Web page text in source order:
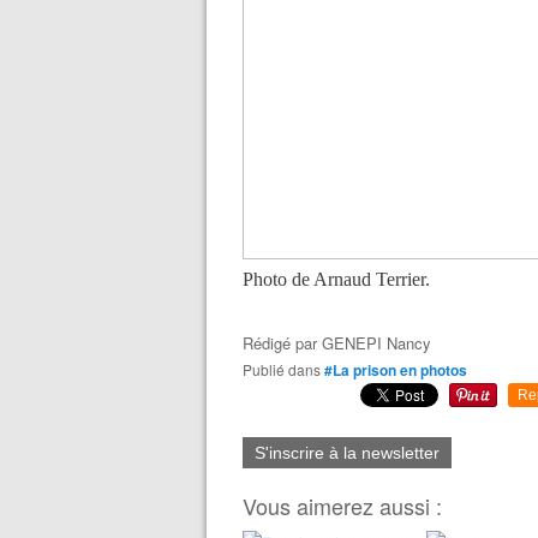
Photo de Arnaud Terrier.
Rédigé parGENEPI Nancy
Publié dans#La prison en photos
S'inscrire à la newsletter
Vous aimerez aussi :